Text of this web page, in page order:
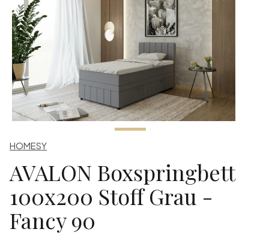
HOMESY
AVALON Boxspringbett
100x200 Stoff Grau -
Fancy 90